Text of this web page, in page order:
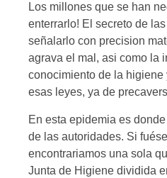
Los millones que se han
enterrarlo! El secreto de
señalarlo con precision
agrava el mal, asi como la
conocimiento de la
esas leyes, ya de
En esta epidemia es
de las autoridades. Si
encontrariamos una sola
Junta de Higiene dividida